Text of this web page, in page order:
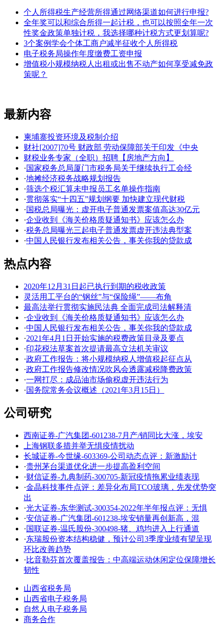
个人所得税生产经营所得通过网络渠道如何进行申报?
全年奖可以和综合所得一起计税，也可以按照全年一次
性奖金政策单独计税，我选择哪种计税方式更划算呢?
3个案例学会个体工商户减半征收个人所得税
电子税务局操作年度缴费工资申报
增值税小规模纳税人出租或出售不动产如何享受减免政
策呢？
最新内容
柬埔寨投资环境及税制介绍
财社[2007]70号 财政部 劳动保障部关于印发《中央
财税业务专家（全职）招聘【房地产方向】
·国家税务总局厦门市税务局关于继续执行工会经
·地摊经济税务战略规划报告
·筛选个税汇算未申报员工名单操作指南
·贯彻落实“十四五”规划纲要 加快建立现代财税
·国税总局曝光：虚开电子普通发票案值高达30亿元
·企业收到《海关价格质疑通知书》应该怎么办
·税务总局曝光三起电子普通发票虚开违法典型案
·中国人民银行发布相关公告，事关你我的贷款成
热点内容
2020年12月31日起已执行到期的税收政策
灵活用工平台的“钢丝”与“保险绳”——布角
最高法举行贯彻实施民法典 全面完成司法解释清
·企业收到《海关价格质疑通知书》应该怎么办
·中国人民银行发布相关公告，事关你我的贷款成
·2021年4月1日开始实施的税费政策目录及要点
·印花税法草案首次提请最高立法机关审议
·政府工作报告：将小规模纳税人增值税起征点从
·政府工作报告修改情况吹风会透露减税降费政策
·一网打尽：成品油市场偷税虚开违法行为
·国务院常务会议概述（2021年3月15日）
公司研究
西南证券-广汽集团-601238-7月产/销同比大涨，埃安
上海钢联多措并举无惧疫情扰动
长城证券-今世缘-603369-公司动态点评：新激励计
·贵州茅台渠道优化进一步提高盈利空间
·财信证券-九典制药-300705-新冠疫情拖累业绩表现
·金晶科技事件点评：差异化布局TCO玻璃，先发优势突
出
·光大证券-东华测试-300354-2022年半年报点评：无惧
·安信证券-广汽集团-601238-埃安销量再创新高，混
·国联证券-温氏股份-300498-猪、鸡均进入上行通道
·东瑞股份资本结构稳健，预计公司3季度业绩有望呈现
环比改善趋势
·比音勒芬首次覆盖报告：中高端运动休闲定位保障增长
韧性
山西省税务局
山西省电子税务局
自然人电子税务局
商务合作